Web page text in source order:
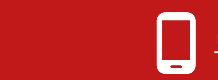
phone_android